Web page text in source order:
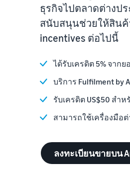
ธุรกิจไปตลาดต่างป
สนับสนุนช่วยให้สินค้
incentives ต่อไปนี้
ได้รับเครดิต 5% จาก
บริการ Fulfilment by
รับเครดิต US$50 สำ
สามารถใช้เครื่องมือ
ลงทะเบียนขายบน